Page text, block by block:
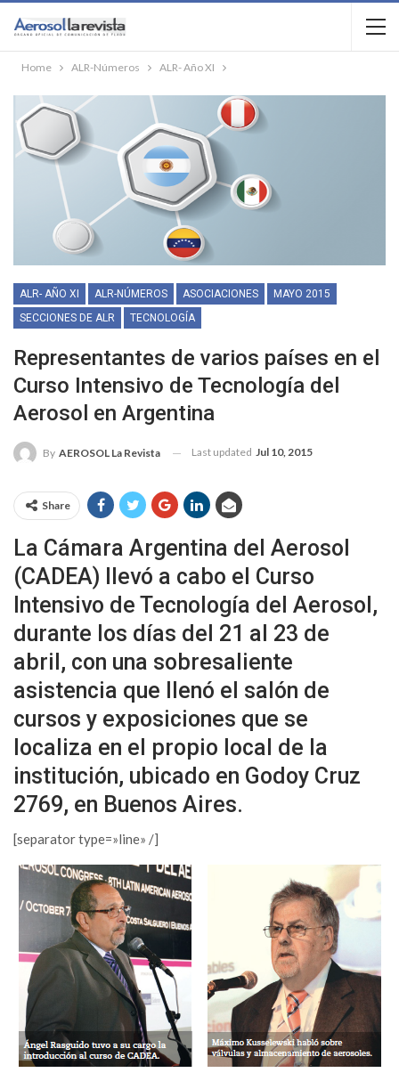
Home ALR-Números ALR- Año XI
ALR- AÑO XI ALR-NÚMEROS ASOCIACIONES
MAYO 2015
SECCIONES DE ALR
TECNOLOGÍA
Representantes de varios países en el
Curso Intensivo de Tecnología del
Aerosol en Argentina
By AEROSOL La Revista Last updated Jul 10, 2015
Share
La Cámara Argentina del Aerosol
(CADEA) llevó a cabo el Curso
Intensivo de Tecnología del Aerosol,
durante los días del 21 al 23 de
abril, con una sobresaliente
asistencia que llenó el salón de
cursos y exposiciones que se
localiza en el propio local de la
institución, ubicado en Godoy Cruz
2769, en Buenos Aires.
[separator type=»line» /]